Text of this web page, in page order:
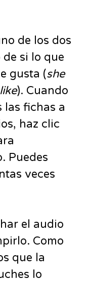
de los dos
si lo que
gusta (she
). Cuando
las fichas a
haz clic
Puedes
veces
el audio
Como
que la
lo